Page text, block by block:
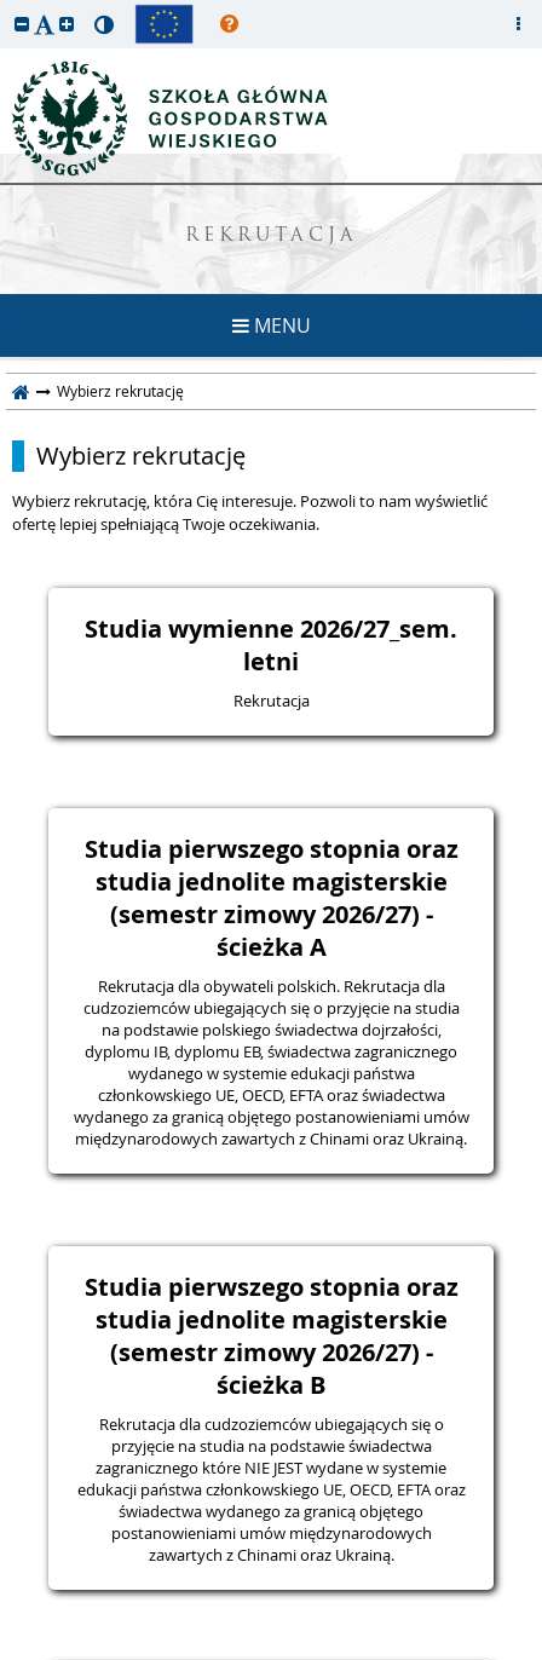
REKRUTACJA
MENU
Wybierz rekrutację
Wybierz rekrutację
Wybierz rekrutację, która Cię interesuje. Pozwoli to nam wyświetlić
ofertę lepiej spełniającą Twoje oczekiwania.
Studia wymienne 2026/27_sem.
letni
Rekrutacja
Studia pierwszego stopnia oraz
studia jednolite magisterskie
(semestr zimowy 2026/27) -
ścieżka A
Rekrutacja dla obywateli polskich. Rekrutacja dla
cudzoziemców ubiegających się o przyjęcie na studia
na podstawie polskiego świadectwa dojrzałości,
dyplomu IB, dyplomu EB, świadectwa zagranicznego
wydanego w systemie edukacji państwa
członkowskiego UE, OECD, EFTA oraz świadectwa
wydanego za granicą objętego postanowieniami umów
międzynarodowych zawartych z Chinami oraz Ukrainą.
Studia pierwszego stopnia oraz
studia jednolite magisterskie
(semestr zimowy 2026/27) -
ścieżka B
Rekrutacja dla cudzoziemców ubiegających się o
przyjęcie na studia na podstawie świadectwa
zagranicznego które NIE JEST wydane w systemie
edukacji państwa członkowskiego UE, OECD, EFTA oraz
świadectwa wydanego za granicą objętego
postanowieniami umów międzynarodowych
zawartych z Chinami oraz Ukrainą.